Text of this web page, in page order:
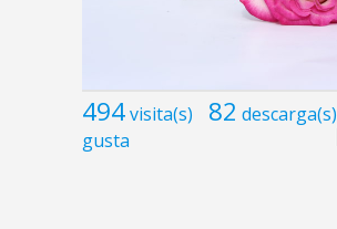
494visita(s) 82 descarga(s)
gusta